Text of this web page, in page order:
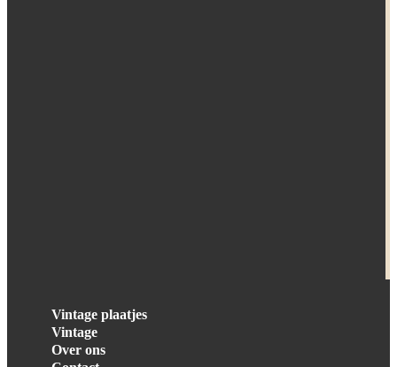
Vintage plaatjes
Vintage
Over ons